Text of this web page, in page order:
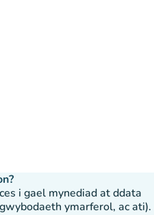
i gael mynediad at ddata
ymarferol, ac ati).